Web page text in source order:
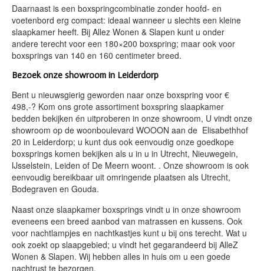
Daarnaast is een boxspringcombinatie zonder hoofd- en
voetenbord erg compact: ideaal wanneer u slechts een kleine
slaapkamer heeft. Bij Allez Wonen & Slapen kunt u onder
andere terecht voor een 180×200 boxspring; maar ook voor
boxsprings van 140 en 160 centimeter breed.
Bezoek onze showroom in Leiderdorp
Bent u nieuwsgierig geworden naar onze boxspring voor €
498,-? Kom ons grote assortiment boxspring slaapkamer
bedden bekijken én uitproberen in onze showroom, U vindt onze
showroom op de woonboulevard WOOON aan de Elisabethhof
20 in Leiderdorp; u kunt dus ook eenvoudig onze goedkope
boxsprings komen bekijken als u in u in Utrecht, Nieuwegein,
IJsselstein, Leiden of De Meern woont. . Onze showroom is ook
eenvoudig bereikbaar uit omringende plaatsen als Utrecht,
Bodegraven en Gouda.
Naast onze slaapkamer boxsprings vindt u in onze showroom
eveneens een breed aanbod van matrassen en kussens. Ook
voor nachtlampjes en nachtkastjes kunt u bij ons terecht. Wat u
ook zoekt op slaapgebied; u vindt het gegarandeerd bij AlleZ
Wonen & Slapen. Wij hebben alles in huis om u een goede
nachtrust te bezorgen.